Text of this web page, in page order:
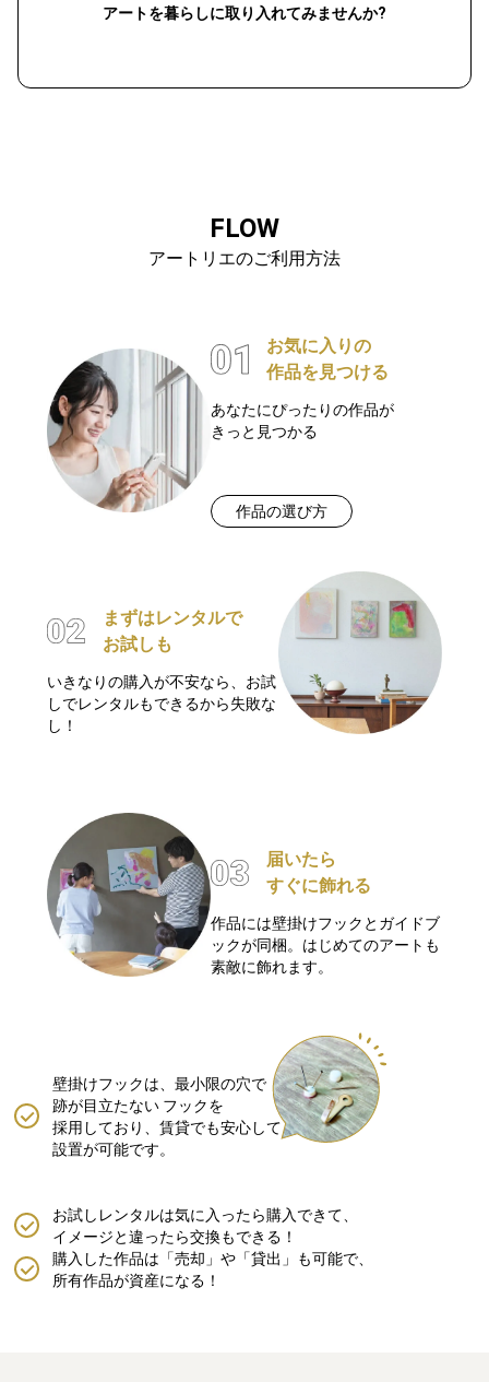
アートを暮らしに取り入れてみませんか?
FLOW
アートリエのご利用方法
お気に入りの
作品を見つける
あなたにぴったりの作品が
きっと見つかる
作品の選び方
まずはレンタルで
お試しも
いきなりの購入が不安なら、お試
しでレンタルもできるから失敗な
し！
届いたら
すぐに飾れる
作品には壁掛けフックとガイドブ
ックが同梱。はじめてのアートも
素敵に飾れます。
壁掛けフックは、最小限の穴で
跡が目立たない フックを
採用しており、賃貸でも安心して
設置が可能です。
購入した作品は「売却」や「貸出」も可能で、
所有作品が資産になる！
お試しレンタルは気に入ったら購入できて、
イメージと違ったら交換もできる！